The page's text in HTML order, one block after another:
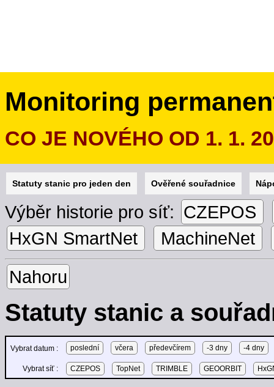
Monitoring
CO JE NOVÉHO OD 1. 1.
Statuty stanic pro jeden den Ověřené souřadnice
Výběr historie pro síť: CZEPOS
HxGN SmartNet
MachineNet
Nahoru
Statuty stanic a
Vybrat datum : poslední včera předevčírem -3 dny -4 dny
Vybrat síť : CZEPOS TopNet TRIMBLE GEOORBIT